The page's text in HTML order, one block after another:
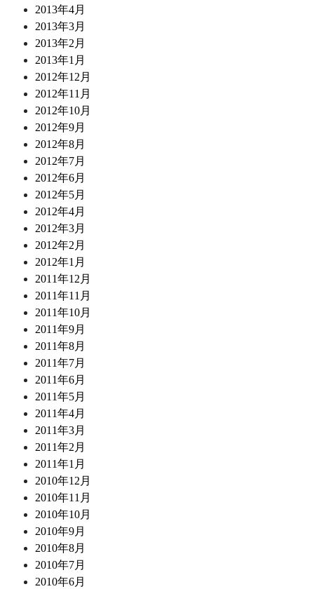
2013年4月
2013年3月
2013年2月
2013年1月
2012年12月
2012年11月
2012年10月
2012年9月
2012年8月
2012年7月
2012年6月
2012年5月
2012年4月
2012年3月
2012年2月
2012年1月
2011年12月
2011年11月
2011年10月
2011年9月
2011年8月
2011年7月
2011年6月
2011年5月
2011年4月
2011年3月
2011年2月
2011年1月
2010年12月
2010年11月
2010年10月
2010年9月
2010年8月
2010年7月
2010年6月